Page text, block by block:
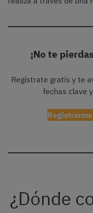
¡No te
Regístrate gratis y te
fechas clave
¿Dónde